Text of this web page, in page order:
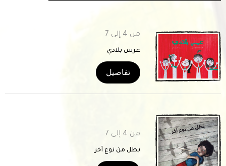
من 4 إلى 7
عرس بلادي
تفاصيل
من 4 إلى 7
بطل من نوع آخر